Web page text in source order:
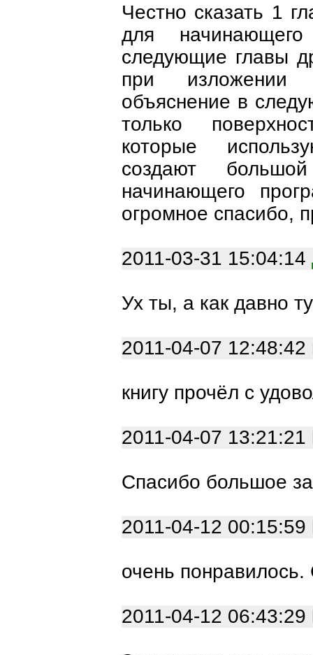
Честно сказать 1
для
следующие главы
при изложении
объяснение в
только
которые
создают
начинающего
огромное спасибо,
2011-03-31 15:04:14
Ух ты, а как давно
2011-04-07 12:48:42
книгу прочёл с
2011-04-07 13:21:21
Спасибо большое
2011-04-12 00:15:59
очень
2011-04-12 06:43:29